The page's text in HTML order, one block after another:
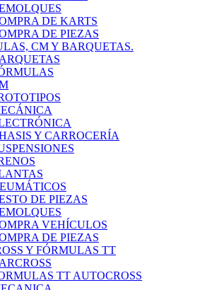
DE KARTS
DE PIEZAS
CM Y BARQUETAS.
Y CARROCERÍA
DE PIEZAS
VEHÍCULOS
DE PIEZAS
Y FÓRMULAS TT
TT AUTOCROSS